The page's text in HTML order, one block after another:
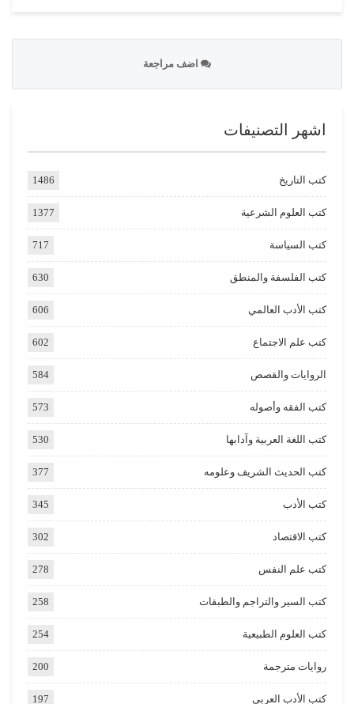
اضف مراجعة
اشهر التصنيفات
كتب التاريخ 1486
كتب العلوم الشرعية 1377
كتب السياسة 717
كتب الفلسفة والمنطق 630
كتب الأدب العالمي 606
كتب علم الاجتماع 602
الروايات والقصص 584
كتب الفقه وأصوله 573
كتب اللغة العربية وآدابها 530
كتب الحديث الشريف وعلومه 377
كتب الأدب 345
كتب الاقتصاد 302
كتب علم النفس 278
كتب السير والتراجم والطبقات 258
كتب العلوم الطبيعية 254
روايات مترجمة 200
كتب الأدب العربي 197